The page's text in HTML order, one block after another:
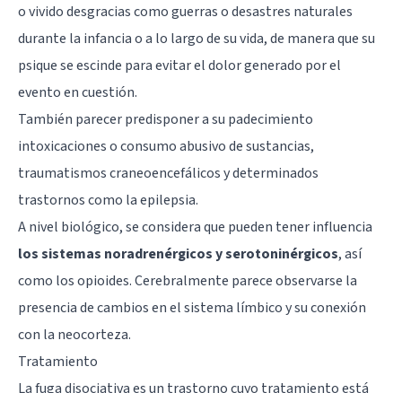
o vivido desgracias como guerras o desastres naturales
durante la infancia o a lo largo de su vida, de manera que su
psique se escinde para evitar el dolor generado por el
evento en cuestión.
También parecer predisponer a su padecimiento
intoxicaciones o consumo abusivo de sustancias,
traumatismos craneoencefálicos y determinados
trastornos como la epilepsia.
A nivel biológico, se considera que pueden tener influencia
los sistemas noradrenérgicos y serotoninérgicos, así
como los opioides. Cerebralmente parece observarse la
presencia de cambios en elsistema límbicoy su conexión
con la neocorteza.
Tratamiento
La fuga disociativa es un trastorno cuyo tratamiento está